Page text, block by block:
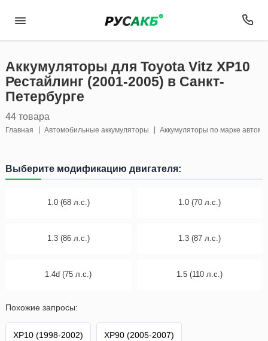
Аккумуляторы для Toyota Vitz XP10
Рестайлинг (2001-2005) в Санкт-
Петербурге
44 товара
Главная Автомобильные аккумуляторы Аккумуляторы по марке
Выберите модификацию двигателя:
1.0 (68 л.с.) 1.0 (70 л.с.)
1.3 (86 л.с.) 1.3 (87 л.с.)
1.4d (75 л.с.) 1.5 (110 л.с.)
Похожие запросы:
XP10 (1998-2002) XP90 (2005-2007)